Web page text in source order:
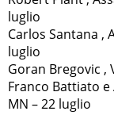
luglio
Carlos Santana ,
luglio
Goran Bregovic ,
Franco Battiato
MN – 22 luglio